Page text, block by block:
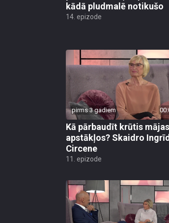
kādā pludmalē notikušo
14. epizode
pirms 3 gadiem
Kā pārbaudīt krūtis mājas
apstākļos? Skaidro
Circene
11. epizode